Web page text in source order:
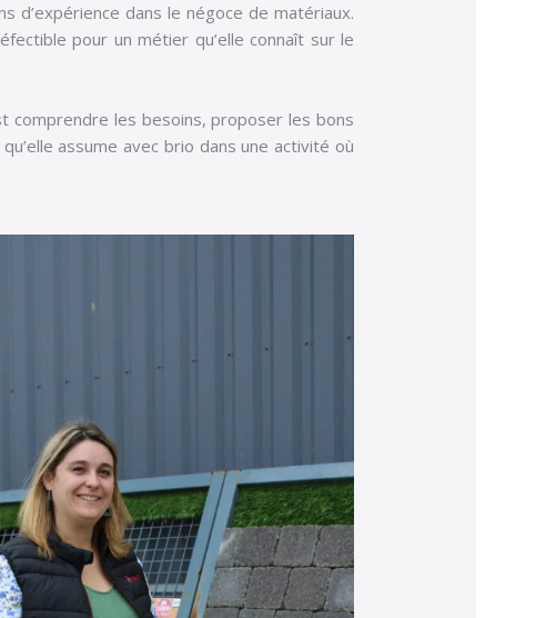
d’expérience dans le négoce de matériaux.
pour un métier qu’elle connaît sur le
comprendre les besoins, proposer les bons
assume avec brio dans une activité où